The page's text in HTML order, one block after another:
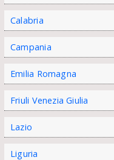
Calabria
Campania
Emilia Romagna
Friuli Venezia Giulia
Lazio
Liguria